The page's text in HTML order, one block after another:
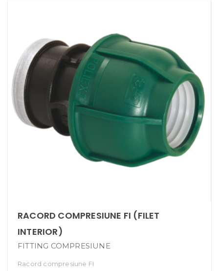
RACORD COMPRESIUNE FI (FILET
INTERIOR)
FITTING COMPRESIUNE
Racord compresiune FI